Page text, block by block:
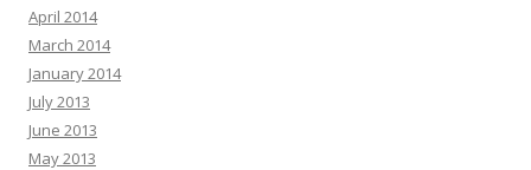
April 2014
March 2014
January 2014
July 2013
June 2013
May 2013